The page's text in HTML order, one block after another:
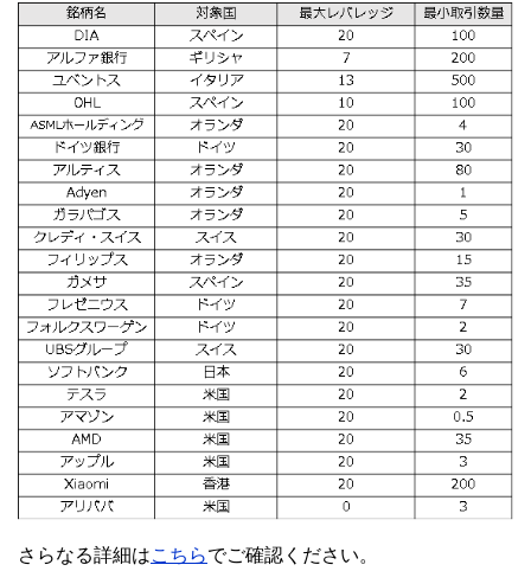
さらなる詳細はこちらでご確認ください。